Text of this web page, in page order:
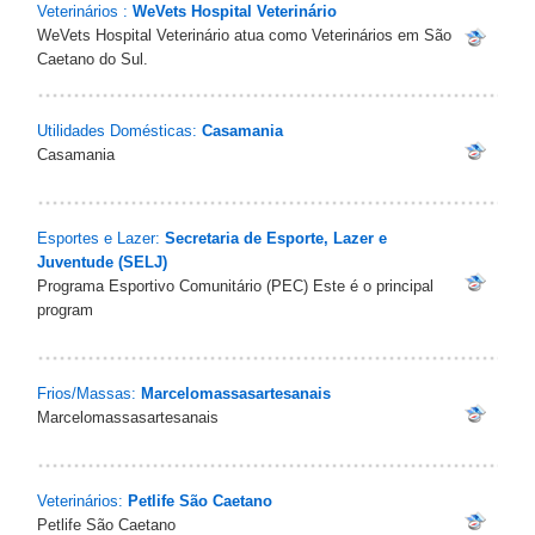
Veterinários : WeVets Hospital Veterinário
WeVets Hospital Veterinário atua como Veterinários em São
Caetano do Sul.
Utilidades Domésticas: Casamania
Casamania
Esportes e Lazer: Secretaria de Esporte, Lazer e
Juventude (SELJ)
Programa Esportivo Comunitário (PEC) Este é o principal
program
Frios/Massas: Marcelomassasartesanais
Marcelomassasartesanais
Veterinários: Petlife São Caetano
Petlife São Caetano